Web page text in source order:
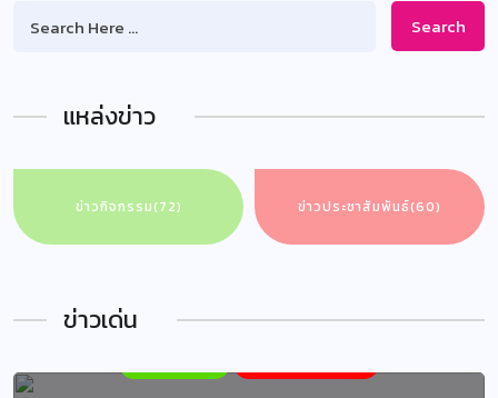
Search
แหล่งข่าว
ข่าวกิจกรรม(72) ข่าวประชาสัมพันธ์(60)
ข่าวเด่น